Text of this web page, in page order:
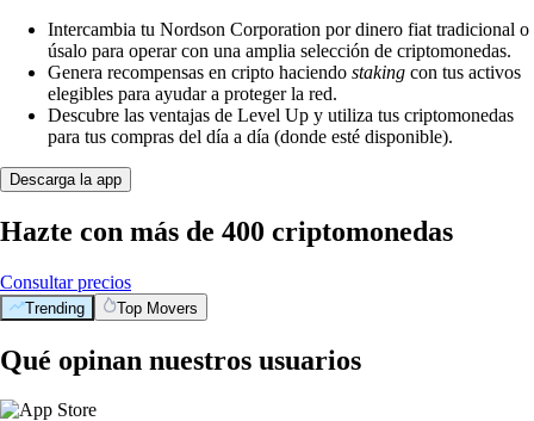
Intercambia tu Nordson Corporation por dinero fiat tradicional o
úsalo para operar con una amplia selección de criptomonedas.
Genera recompensas en cripto haciendo staking con tus activos
elegibles para ayudar a proteger la red.
Descubre las ventajas de Level Up y utiliza tus criptomonedas
para tus compras del día a día (donde esté disponible).
Descarga la app
Hazte con más de 400 criptomonedas
Consultar precios
Trending Top Movers
Qué opinan nuestros usuarios